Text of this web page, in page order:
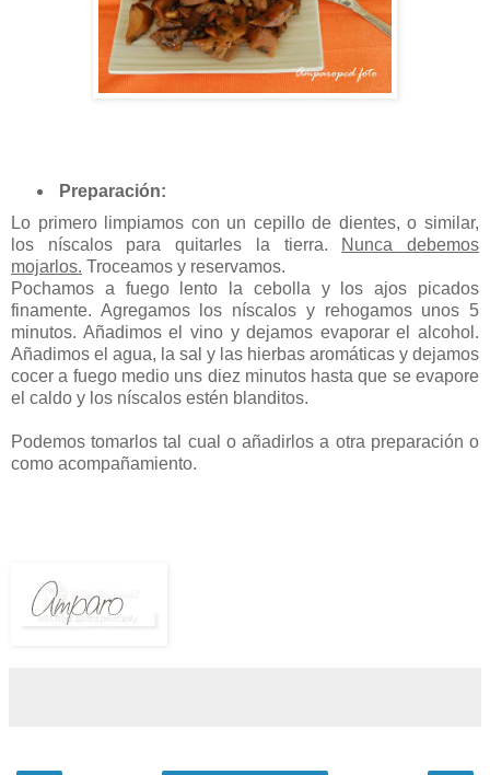
Preparación:
Lo primero limpiamos con un cepillo de dientes, o similar,
los níscalos para quitarles la tierra.
Nunca debemos
mojarlos. Troceamos y reservamos.
Pochamos a fuego lento la cebolla y los ajos picados
finamente. Agregamos los níscalos y rehogamos unos 5
minutos. Añadimos el vino y dejamos evaporar el alcohol.
Añadimos el agua, la sal y las hierbas aromáticas y dejamos
cocer a fuego medio uns diez minutos hasta que se evapore
el caldo y los níscalos estén blanditos.
Podemos tomarlos tal cual o añadirlos a otra preparación o
como acompañamiento.